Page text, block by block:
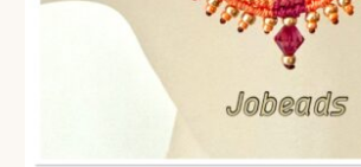
VOLG BESTELLING